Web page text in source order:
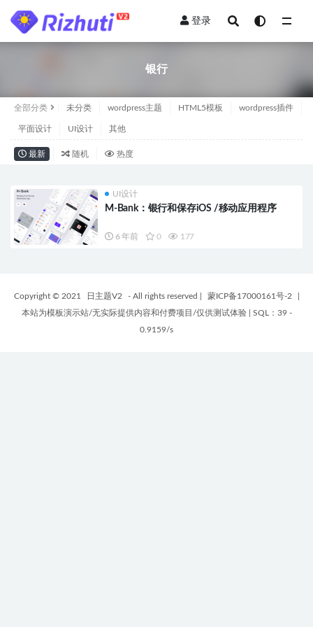
登录
银行
全部分类 未分类 wordpress主题 HTML5模板 wordpress插件
平面设计 UI设计 其他
最新 随机 热度
UI设计
M-Bank：银行和保存iOS /移动应用程序
6 年前 0 177
Copyright © 2021 日主题V2 - All rights reserved 蒙ICP备17000161号-2
本站为模板演示站/无实际提供内容和付费项目/仅供测试体验
SQL：39 -
0.9159/s